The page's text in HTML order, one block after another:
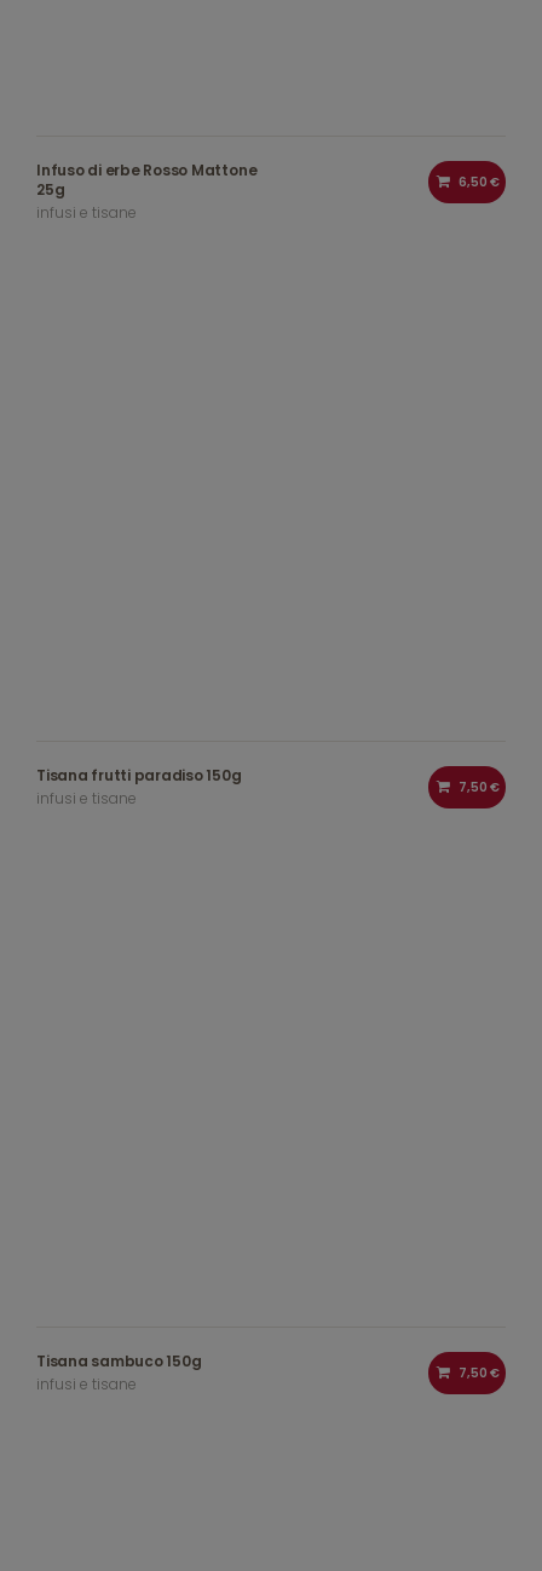
Infuso di erbe Rosso Mattone
25g
infusi e tisane
6,50 €
Tisana frutti paradiso 150g
infusi e tisane
7,50 €
Tisana sambuco 150g
infusi e tisane
7,50 €